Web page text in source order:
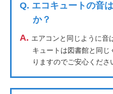
Q. エコキュートの音
か？
A. エアコンと同じように音
キュートは図書館と同
りますのでご安心くださ